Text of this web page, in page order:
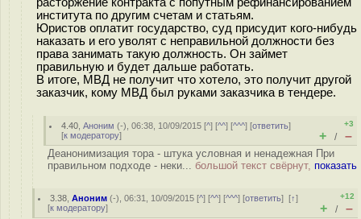
института по другим счетам и статьям.
Юристов оплатит государство, суд присудит кого-нибудь
наказать и его уволят с неправильной должности без
права занимать такую должность. Он займет
правильную и будет дальше работать.
В итоге, МВД не получит что хотело, это получит другой
заказчик, кому МВД был руками заказчика в тендере.
4.40 ,Аноним (-), 06:38, 10/09/2015 [^] [^^] [^^^] [ответить]
[к модератору]
+3
+ / –
Деанонимизация тора - штука условная и ненадежная При
правильном подходе - неки... большой текст свёрнут, показать
3.38 ,Аноним (-), 06:31, 10/09/2015 [^] [^^] [^^^] [ответить][↑]
[к модератору]
+12
+ / –